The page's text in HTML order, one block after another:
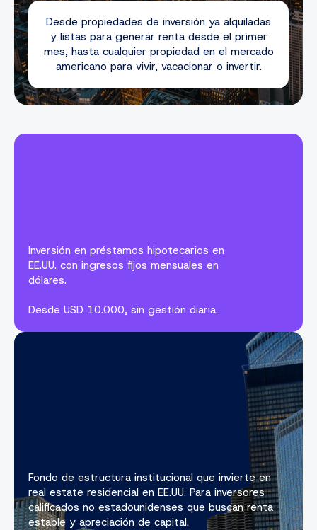
Desde propiedades de inversión ya alquiladas
y listas para generar renta desde el primer
mes, hasta cualquier propiedad en el mercado
americano para vivir, vacacionar o invertir.
Inversión en préstamos hipotecarios en
EE.UU. con ingresos fijos mensuales en
dólares.
Desde USD 10.000, sin gestión diaria.
Fondo de estructura institucional que invierte en
real estate residencial en EE.UU. Para inversores
calificados no estadounidenses que buscan renta
estable y apreciación de capital.